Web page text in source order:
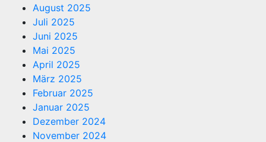
August 2025
Juli 2025
Juni 2025
Mai 2025
April 2025
März 2025
Februar 2025
Januar 2025
Dezember 2024
November 2024